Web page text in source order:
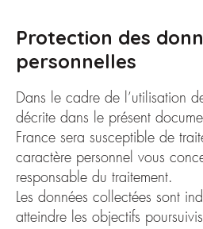
Protection des
personnelles
Dans le cadre de l’utilisation
décrite dans le présent
France sera susceptible de
caractère personnel vous
responsable du traitement.
Les données collectées sont
atteindre les objectifs